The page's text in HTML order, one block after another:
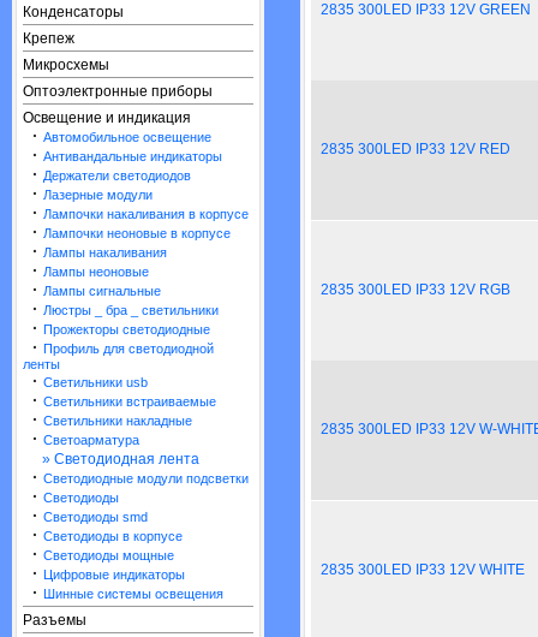
Конденсаторы
Крепеж
Микросхемы
Оптоэлектронные приборы
Освещение и индикация
· Автомобильное освещение
· Антивандальные индикаторы
· Держатели светодиодов
· Лазерные модули
· Лампочки накаливания в корпусе
· Лампочки неоновые в корпусе
· Лампы накаливания
· Лампы неоновые
· Лампы сигнальные
· Люстры _ бра _ светильники
· Прожекторы светодиодные
· Профиль для светодиодной
ленты
· Светильники usb
· Светильники встраиваемые
· Светильники накладные
· Светоарматура
» Светодиодная лента
· Светодиодные модули подсветки
· Светодиоды
· Светодиоды smd
· Светодиоды в корпусе
· Светодиоды мощные
· Цифровые индикаторы
· Шинные системы освещения
Разъемы
2835 300LED IP33 12V GREEN
2835 300LED IP33 12V RED
2835 300LED IP33 12V RGB
2835 300LED IP33 12V W-
2835 300LED IP33 12V WHITE